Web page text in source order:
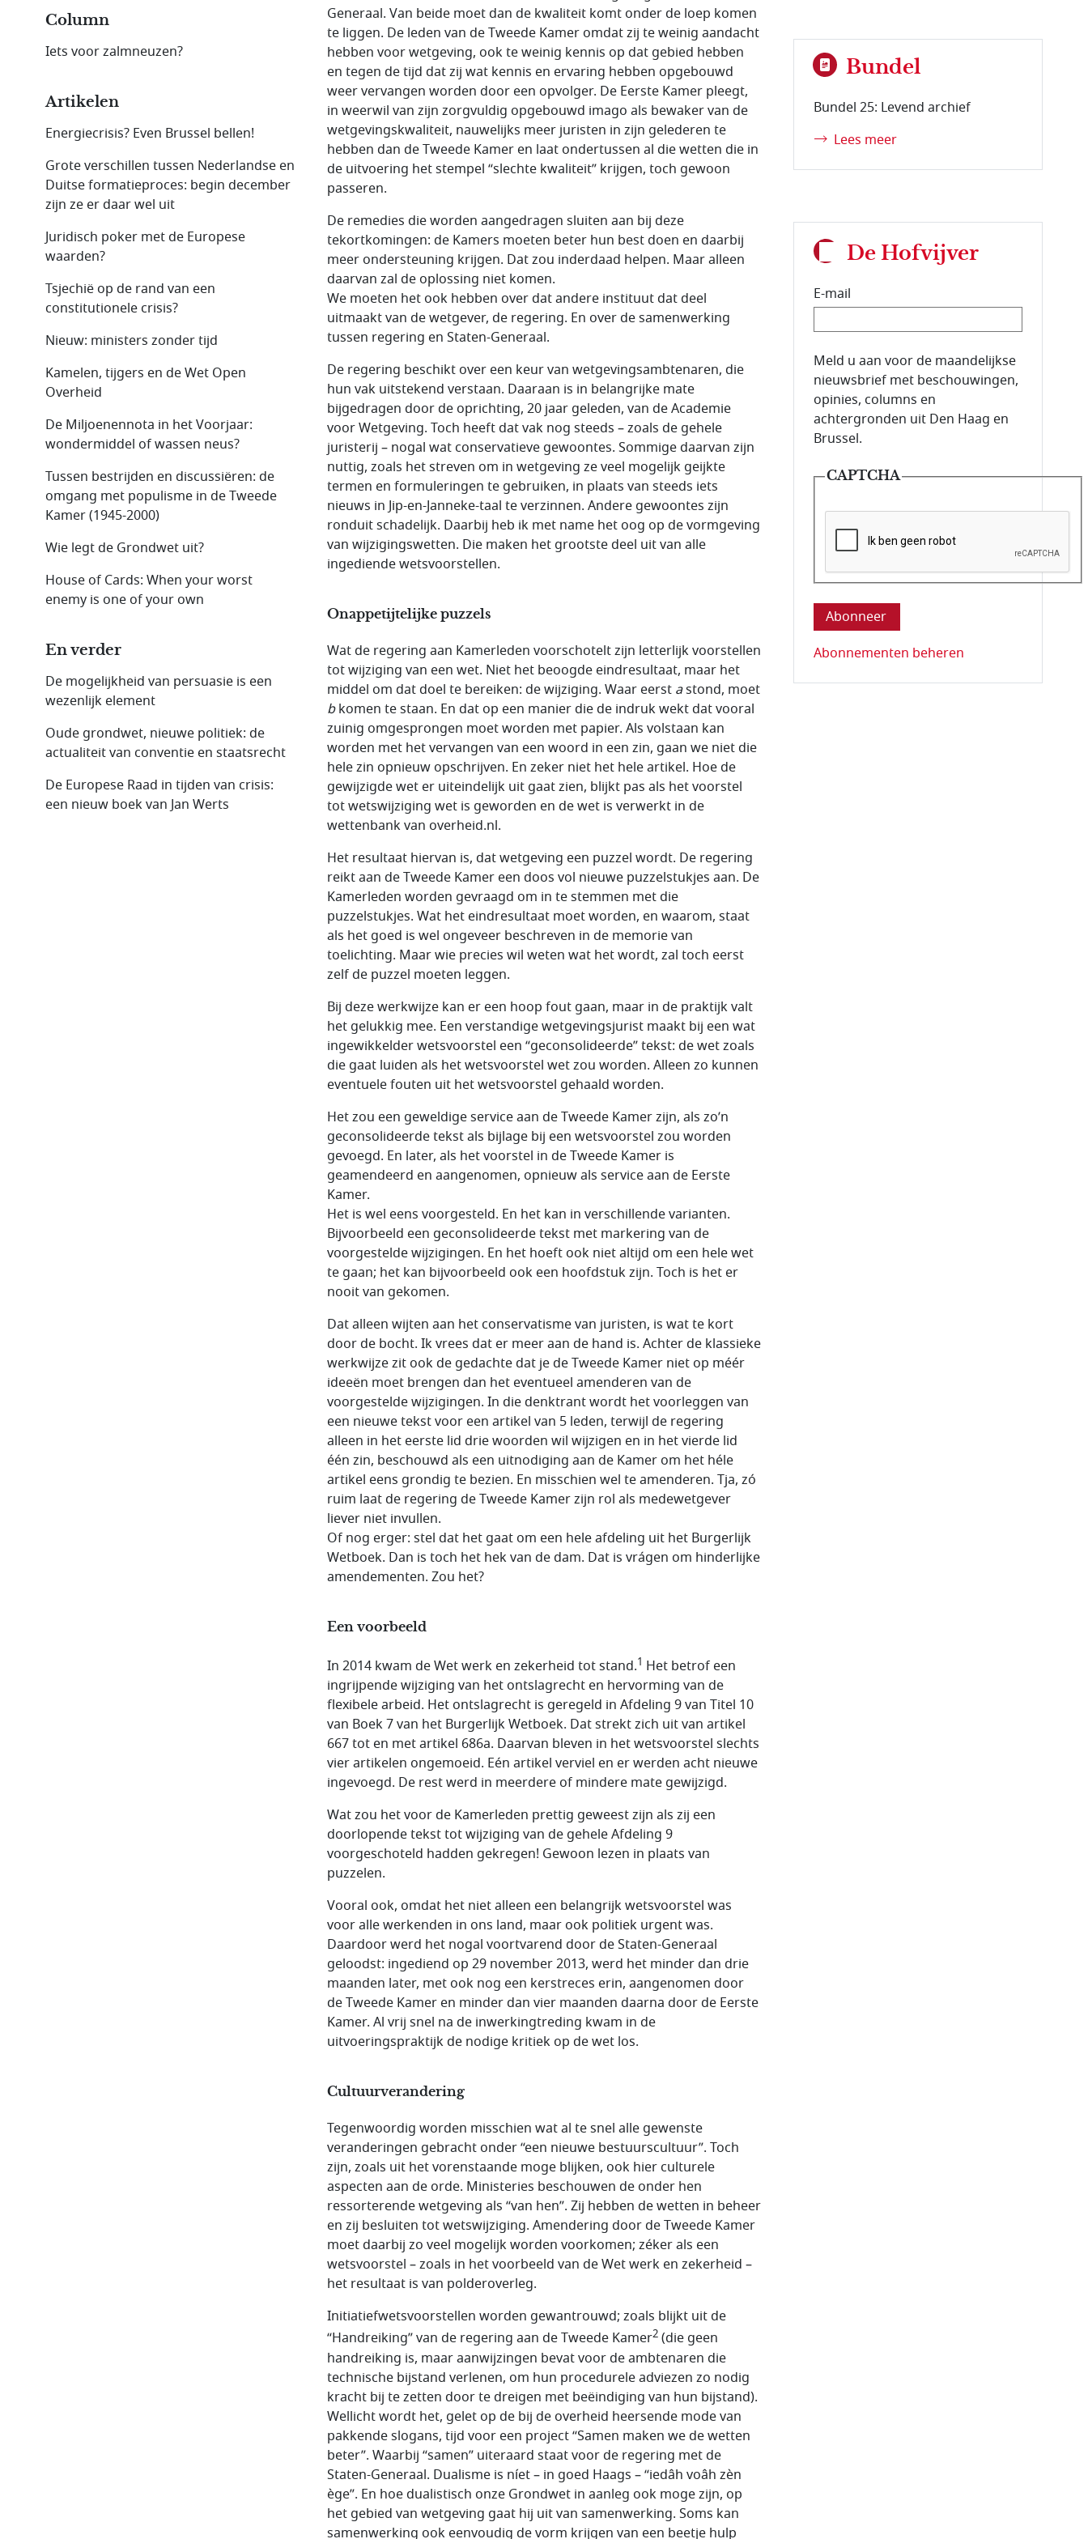
Generaal. Van beide moet dan de kwaliteit komt onder de loep komen
te liggen. De leden van de Tweede Kamer omdat zij te weinig aandacht
hebben voor wetgeving, ook te weinig kennis op dat gebied hebben
en tegen de tijd dat zij wat kennis en ervaring hebben opgebouwd
weer vervangen worden door een opvolger. De Eerste Kamer pleegt,
in weerwil van zijn zorgvuldig opgebouwd imago als bewaker van de
wetgevingskwaliteit, nauwelijks meer juristen in zijn gelederen te
hebben dan de Tweede Kamer en laat ondertussen al die wetten die in
de uitvoering het stempel “slechte kwaliteit” krijgen, toch gewoon
passeren.
De remedies die worden aangedragen sluiten aan bij deze
tekortkomingen: de Kamers moeten beter hun best doen en daarbij
meer ondersteuning krijgen. Dat zou inderdaad helpen. Maar alleen
daarvan zal de oplossing niet komen.
We moeten het ook hebben over dat andere instituut dat deel
uitmaakt van de wetgever, de regering. En over de samenwerking
tussen regering en Staten-Generaal.
De regering beschikt over een keur van wetgevingsambtenaren, die
hun vak uitstekend verstaan. Daaraan is in belangrijke mate
bijgedragen door de oprichting, 20 jaar geleden, van de Academie
voor Wetgeving. Toch heeft dat vak nog steeds – zoals de gehele
juristerij – nogal wat conservatieve gewoontes. Sommige daarvan zijn
nuttig, zoals het streven om in wetgeving ze veel mogelijk geijkte
termen en formuleringen te gebruiken, in plaats van steeds iets
nieuws in Jip-en-Janneke-taal te verzinnen. Andere gewoontes zijn
ronduit schadelijk. Daarbij heb ik met name het oog op de vormgeving
van wijzigingswetten. Die maken het grootste deel uit van alle
ingediende wetsvoorstellen.
Onappetijtelijke puzzels
Wat de regering aan Kamerleden voorschotelt zijn letterlijk voorstellen
tot wijziging van een wet. Niet het beoogde eindresultaat, maar het
middel om dat doel te bereiken: de wijziging. Waar eerst astond, moet
bkomen te staan. En dat op een manier die de indruk wekt dat vooral
zuinig omgesprongen moet worden met papier. Als volstaan kan
worden met het vervangen van een woord in een zin, gaan we niet die
hele zin opnieuw opschrijven. En zeker niet het hele artikel. Hoe de
gewijzigde wet er uiteindelijk uit gaat zien, blijkt pas als het voorstel
tot wetswijziging wet is geworden en de wet is verwerkt in de
wettenbank van overheid.nl.
Het resultaat hiervan is, dat wetgeving een puzzel wordt. De regering
reikt aan de Tweede Kamer een doos vol nieuwe puzzelstukjes aan. De
Kamerleden worden gevraagd om in te stemmen met die
puzzelstukjes. Wat het eindresultaat moet worden, en waarom, staat
als het goed is wel ongeveer beschreven in de memorie van
toelichting. Maar wie precies wil weten wat het wordt, zal toch eerst
zelf de puzzel moeten leggen.
Bij deze werkwijze kan er een hoop fout gaan, maar in de praktijk valt
het gelukkig mee. Een verstandige wetgevingsjurist maakt bij een wat
ingewikkelder wetsvoorstel een “geconsolideerde” tekst: de wet zoals
die gaat luiden als het wetsvoorstel wet zou worden. Alleen zo kunnen
eventuele fouten uit het wetsvoorstel gehaald worden.
Het zou een geweldige service aan de Tweede Kamer zijn, als zo’n
geconsolideerde tekst als bijlage bij een wetsvoorstel zou worden
gevoegd. En later, als het voorstel in de Tweede Kamer is
geamendeerd en aangenomen, opnieuw als service aan de Eerste
Kamer.
Het is wel eens voorgesteld. En het kan in verschillende varianten.
Bijvoorbeeld een geconsolideerde tekst met markering van de
voorgestelde wijzigingen. En het hoeft ook niet altijd om een hele wet
te gaan; het kan bijvoorbeeld ook een hoofdstuk zijn. Toch is het er
nooit van gekomen.
Dat alleen wijten aan het conservatisme van juristen, is wat te kort
door de bocht. Ik vrees dat er meer aan de hand is. Achter de klassieke
werkwijze zit ook de gedachte dat je de Tweede Kamer niet op méér
ideeën moet brengen dan het eventueel amenderen van de
voorgestelde wijzigingen. In die denktrant wordt het voorleggen van
een nieuwe tekst voor een artikel van 5 leden, terwijl de regering
alleen in het eerste lid drie woorden wil wijzigen en in het vierde lid
één zin, beschouwd als een uitnodiging aan de Kamer om het héle
artikel eens grondig te bezien. En misschien wel te amenderen. Tja, zó
ruim laat de regering de Tweede Kamer zijn rol als medewetgever
liever niet invullen.
Of nog erger: stel dat het gaat om een hele afdeling uit het Burgerlijk
Wetboek. Dan is toch het hek van de dam. Dat is vrágen om hinderlijke
amendementen. Zou het?
Een voorbeeld
In 2014 kwam de Wet werk en zekerheid tot stand.1 Het betrof een
ingrijpende wijziging van het ontslagrecht en hervorming van de
flexibele arbeid. Het ontslagrecht is geregeld in Afdeling 9 van Titel 10
van Boek 7 van het Burgerlijk Wetboek. Dat strekt zich uit van artikel
667 tot en met artikel 686a. Daarvan bleven in het wetsvoorstel slechts
vier artikelen ongemoeid. Eén artikel verviel en er werden acht nieuwe
ingevoegd. De rest werd in meerdere of mindere mate gewijzigd.
Wat zou het voor de Kamerleden prettig geweest zijn als zij een
doorlopende tekst tot wijziging van de gehele Afdeling 9
voorgeschoteld hadden gekregen! Gewoon lezen in plaats van
puzzelen.
Vooral ook, omdat het niet alleen een belangrijk wetsvoorstel was
voor alle werkenden in ons land, maar ook politiek urgent was.
Daardoor werd het nogal voortvarend door de Staten-Generaal
geloodst: ingediend op 29 november 2013, werd het minder dan drie
maanden later, met ook nog een kerstreces erin, aangenomen door
de Tweede Kamer en minder dan vier maanden daarna door de Eerste
Kamer. Al vrij snel na de inwerkingtreding kwam in de
uitvoeringspraktijk de nodige kritiek op de wet los.
Cultuurverandering
Tegenwoordig worden misschien wat al te snel alle gewenste
veranderingen gebracht onder “een nieuwe bestuurscultuur”. Toch
zijn, zoals uit het vorenstaande moge blijken, ook hier culturele
aspecten aan de orde. Ministeries beschouwen de onder hen
ressorterende wetgeving als “van hen”. Zij hebben de wetten in beheer
en zij besluiten tot wetswijziging. Amendering door de Tweede Kamer
moet daarbij zo veel mogelijk worden voorkomen; zéker als een
wetsvoorstel – zoals in het voorbeeld van de Wet werk en zekerheid –
het resultaat is van polderoverleg.
Initiatiefwetsvoorstellen worden gewantrouwd; zoals blijkt uit de
“Handreiking” van de regering aan de Tweede Kamer2 (die geen
handreiking is, maar aanwijzingen bevat voor de ambtenaren die
technische bijstand verlenen, om hun procedurele adviezen zo nodig
kracht bij te zetten door te dreigen met beëindiging van hun bijstand).
Wellicht wordt het, gelet op de bij de overheid heersende mode van
pakkende slogans, tijd voor een project “Samen maken we de wetten
beter”. Waarbij “samen” uiteraard staat voor de regering met de
Staten-Generaal. Dualisme is níet – in goed Haags – “iedâh voâh zèn
ège”. En hoe dualistisch onze Grondwet in aanleg ook moge zijn, op
het gebied van wetgeving gaat hij uit van samenwerking. Soms kan
samenwerking ook eenvoudig de vorm krijgen van een beetje hulp
Column
Iets voor zalmneuzen?
Artikelen
Energiecrisis? Even Brussel bellen!
Grote verschillen tussen Nederlandse en
Duitse formatieproces: begin december
zijn ze er daar wel uit
Juridisch poker met de Europese
waarden?
Tsjechië op de rand van een
constitutionele crisis?
Nieuw: ministers zonder tijd
Kamelen, tijgers en de Wet Open
Overheid
De Miljoenennota in het Voorjaar:
wondermiddel of wassen neus?
Tussen bestrijden en discussiëren: de
omgang met populisme in de Tweede
Kamer (1945-2000)
Wie legt de Grondwet uit?
House of Cards: When your worst
enemy is one of your own
En verder
De mogelijkheid van persuasie is een
wezenlijk element
Oude grondwet, nieuwe politiek: de
actualiteit van conventie en staatsrecht
De Europese Raad in tijden van crisis:
een nieuw boek van Jan Werts
Bundel
Bundel 25: Levend archief
Lees meer
De Hofvijver
E-mail
E-mailadres van de abonnee.
Meld u aan voor de maandelijkse
nieuwsbrief met beschouwingen,
opinies, columns en
achtergronden uit Den Haag en
Brussel.
CAPTCHA
Deze vraag is om te controleren dat u
Abonnementen beheren